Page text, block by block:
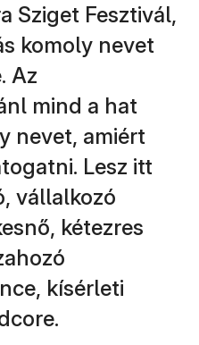
Sziget Fesztivál,
komoly nevet
Az
mind a hat
nevet, amiért
Lesz itt
vállalkozó
kétezres
kísérleti